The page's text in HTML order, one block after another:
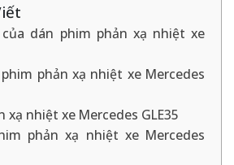
dán phim phản xạ nhiệt xe
phản xạ nhiệt xe Mercedes
xạ nhiệt xe Mercedes GLE35
phản xạ nhiệt xe Mercedes